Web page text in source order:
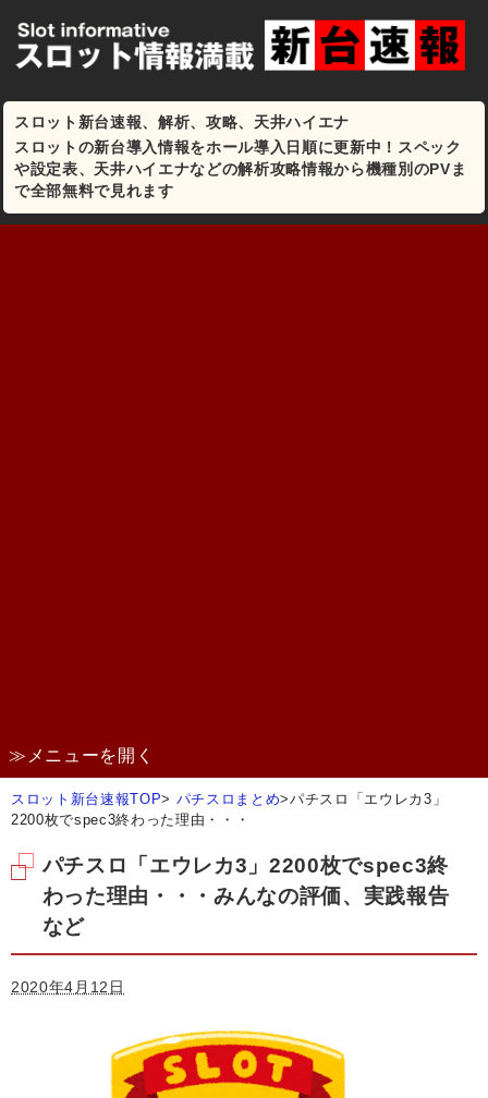
スロット新台速報、解析、攻略、天井ハイエナ
スロットの新台導入情報をホール導入日順に更新中！スペック
や設定表、天井ハイエナなどの解析攻略情報から機種別のPVま
で全部無料で見れます
≫メニューを開く
スロット新台速報TOP> パチスロまとめ>パチスロ「エウレカ3」
2200枚でspec3終わった理由・・・
パチスロ「エウレカ3」2200枚でspec3終
わった理由・・・みんなの評価、実践報告
など
2020年4月12日